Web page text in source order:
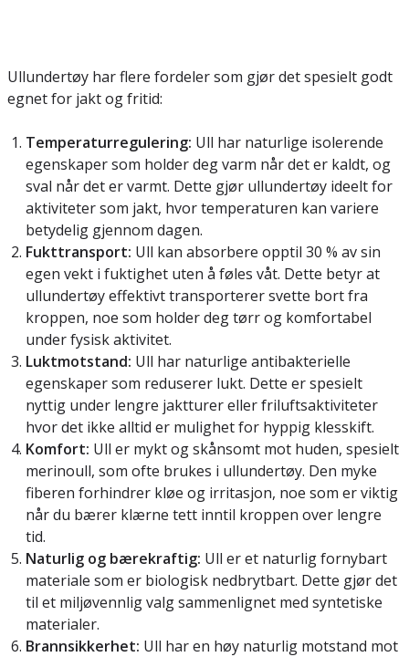
Ullundertøy har flere fordeler som gjør det spesielt godt
egnet for jakt og fritid:
Temperaturregulering: Ull har naturlige isolerende
egenskaper som holder deg varm når det er kaldt, og
sval når det er varmt. Dette gjør ullundertøy ideelt for
aktiviteter som jakt, hvor temperaturen kan variere
betydelig gjennom dagen.
Fukttransport: Ull kan absorbere opptil 30 % av sin
egen vekt i fuktighet uten å føles våt. Dette betyr at
ullundertøy effektivt transporterer svette bort fra
kroppen, noe som holder deg tørr og komfortabel
under fysisk aktivitet.
Luktmotstand: Ull har naturlige antibakterielle
egenskaper som reduserer lukt. Dette er spesielt
nyttig under lengre jaktturer eller friluftsaktiviteter
hvor det ikke alltid er mulighet for hyppig klesskift.
Komfort: Ull er mykt og skånsomt mot huden, spesielt
merinoull, som ofte brukes i ullundertøy. Den myke
fiberen forhindrer kløe og irritasjon, noe som er viktig
når du bærer klærne tett inntil kroppen over lengre
tid.
Naturlig og bærekraftig: Ull er et naturlig fornybart
materiale som er biologisk nedbrytbart. Dette gjør det
til et miljøvennlig valg sammenlignet med syntetiske
materialer.
Brannsikkerhet: Ull har en høy naturlig motstand mot